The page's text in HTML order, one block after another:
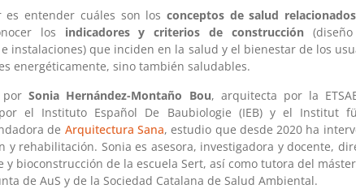
entender cuáles son los conceptos de salud
los indicadores y criterios de construcción
instalaciones) que inciden en la salud y el bienestar de los
energéticamente, sino también saludables.
porSonia Hernández-Montaño Bou, arquitecta por la
el Instituto Español De Baubiologie (IEB) y el Institut
de Arquitectura Sana, estudio que desde 2020 ha
y rehabilitación. Sonia es asesora, investigadora y docente,
bioconstrucción de la escuela Sert, así como tutora del
de AuS y de la Sociedad Catalana de Salud Ambiental.